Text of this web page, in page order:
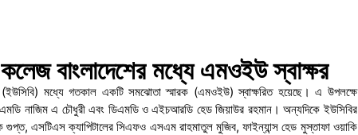
বাংলাদেশের মধ্যে এমওইউ স্বাক্ষর
(ইউসিবি) মধ্যে গতকাল একটি সমঝোতা স্মারক (এমওইউ) স্বাক্ষরিত হয়েছে। এ উপলক্ষে
নাজিম এ চৌধুরী এবং ডিএমডি ও এইচআরডি হেড জিয়াউর রহমান। অন্যদিকে ইউসিবির
এসটিএস ক্যাপিটালের সিএফও এসএম রাহমাতুল মুজিব, ফাইন্যান্স হেড মুস্তাফা ওয়াকি